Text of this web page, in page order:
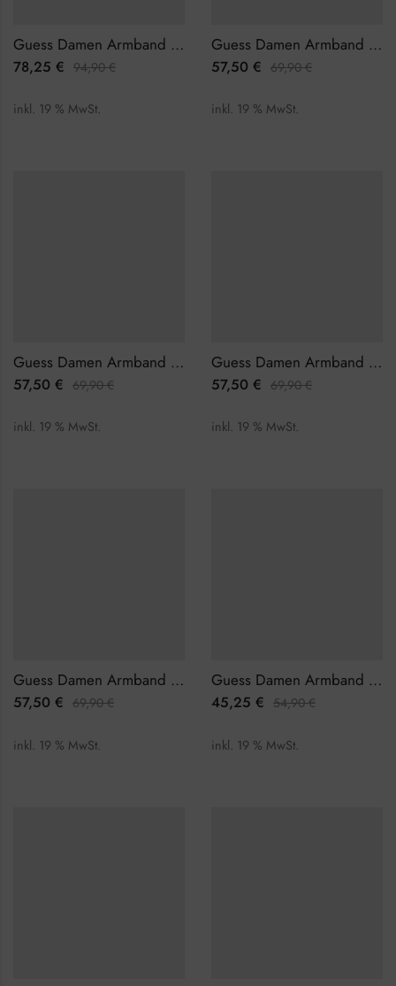
Guess Damen Armband JUBB02138JWRHL
78,25 € 94,90€
inkl. 19 % MwSt.
Guess Damen Armband JUBB02149JWYGBKS
57,50 € 69,90€
inkl. 19 % MwSt.
Guess Damen Armband JUBB02203JWRHL
57,50 € 69,90€
inkl. 19 % MwSt.
Guess Damen Armband JUBB02203JWYGL
57,50 € 69,90€
inkl. 19 % MwSt.
Guess Damen Armband JUBB02229JWRGS
57,50 € 69,90€
inkl. 19 % MwSt.
Guess Damen Armband JUBB02246JWRGL
45,25 € 54,90€
inkl. 19 % MwSt.